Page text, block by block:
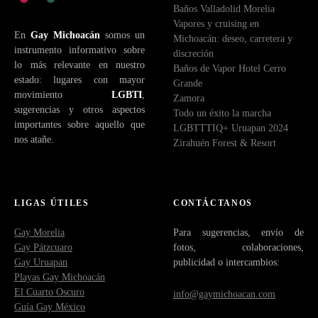
r
ó
n
i
c
o
En Gay Michoacán somos un
instrumento informativo sobre
lo más relevante en nuestro
estado: lugares con mayor
movimiento LGBTI
sugerencias y otros aspectos
importantes sobre aquello que
nos atañe.
Baños Valladolid Morelia
Vapores y cruising en
Michoacán: deseo, carretera y
discreción
Baños de Vapor Hotel Cerro
Grande
Zamora
Todo un éxito la marcha
LGBTTTIQ+ Uruapan 2024
Zirahuén Forest & Resort
LIGAS ÚTILES
Gay Morelia
Gay Pátzcuaro
Gay Uruapan
Playas Gay Michoacán
El Cuarto Oscuro
Guía Gay México
CONTÁCTANOS
Para sugerencias, envío de
fotos, colaboraciones,
publicidad o intercambios:
info@gaymichoacan.com